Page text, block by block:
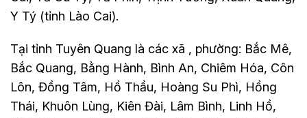
Y Tý (tỉnh Lào Cai).
Tại tỉnh Tuyên Quang là các xã , phường: Bắc Mê,
Bắc Quang, Bằng Hành, Bình An, Chiêm Hóa, Côn
Lôn, Đồng Tâm, Hồ Thầu, Hoàng Su Phì, Hồng
Thái, Khuôn Lùng, Kiên Đài, Lâm Bình, Linh Hồ,